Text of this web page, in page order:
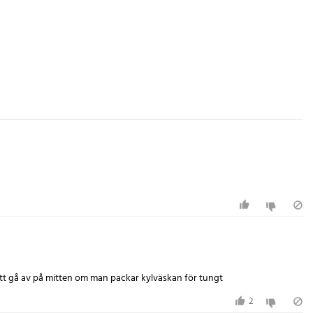
av på mitten om man packar kylväskan för tungt
2